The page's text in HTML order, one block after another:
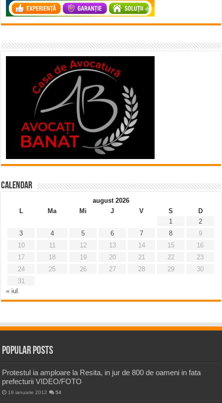
Calendar
august 2026
L
Ma Mi J V S
D
1
2
3
4 5 6 7 8
9
10
11 12 13 14 15
16
17
18 19 20 21 22
23
24
25 26 27 28 29
30
31
« iul.
Popular Posts
Protestul ia amploare la Resita, in jur de 800 de oameni in fata
prefecturii VIDEO/FOTO
19 ianuarie 2012 54